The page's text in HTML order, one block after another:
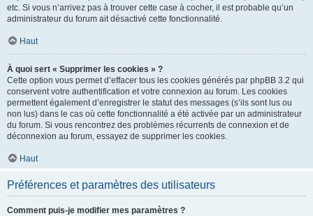
etc. Si vous n’arrivez pas à trouver cette case à cocher, il est probable qu’un
administrateur du forum ait désactivé cette fonctionnalité.
Haut
À quoi sert « Supprimer les cookies » ?
Cette option vous permet d’effacer tous les cookies générés par phpBB 3.2 qui
conservent votre authentification et votre connexion au forum. Les cookies
permettent également d’enregistrer le statut des messages (s’ils sont lus ou
non lus) dans le cas où cette fonctionnalité a été activée par un administrateur
du forum. Si vous rencontrez des problèmes récurrents de connexion et de
déconnexion au forum, essayez de supprimer les cookies.
Haut
Préférences et paramètres des utilisateurs
Comment puis-je modifier mes paramètres ?